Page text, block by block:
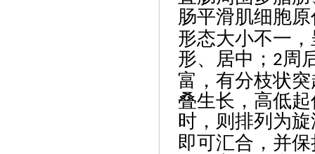
肠平滑肌细胞
形态大小不一
形、居中； 2周
富，有分枝状
叠生长，高低
时，则排列为
即可汇合，并